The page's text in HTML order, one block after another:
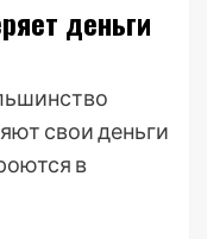
деньги
свои деньги
в